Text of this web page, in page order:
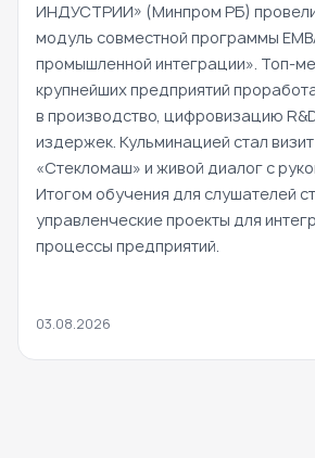
ИНДУСТРИИ» (Минпром РБ)
модуль совместной программы
промышленной интеграции». Топ-
крупнейших предприятий
в производство, цифровизацию
издержек. Кульминацией стал
«Стекломаш» и живой диалог с
Итогом обучения для слушателей
управленческие проекты для
процессы предприятий.
03.08.2026